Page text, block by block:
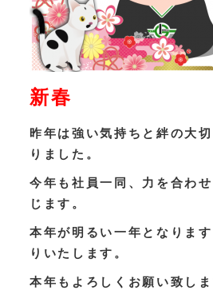
新春
昨年は強い気持ちと絆の大
りました。
今年も社員一同、力を合わ
じます。
本年が明るい一年となりま
りいたします。
本年もよろしくお願い致しま